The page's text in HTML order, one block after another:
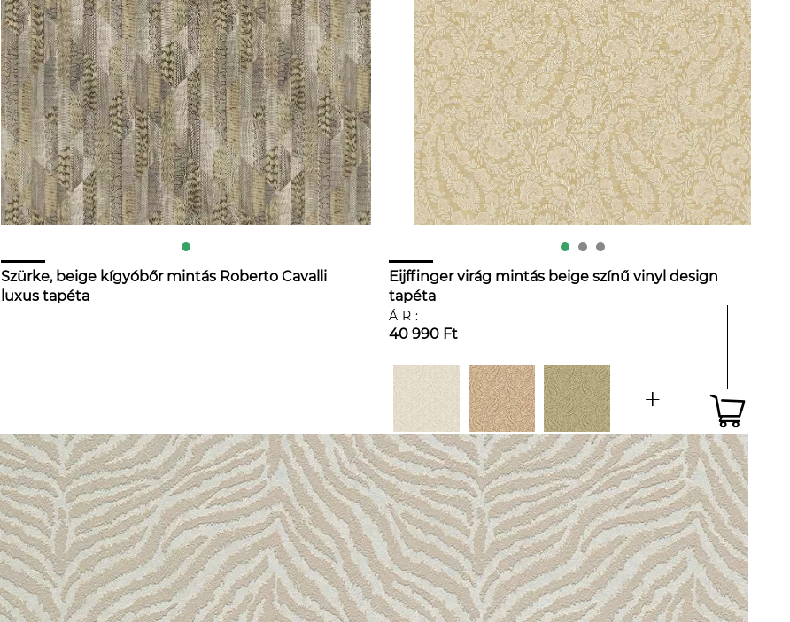
Szürke, beige kígyóbőr mintás Roberto Cavalli
luxus tapéta
Eijffinger virág mintás beige színű vinyl design
tapéta
ÁR:
40 990 Ft